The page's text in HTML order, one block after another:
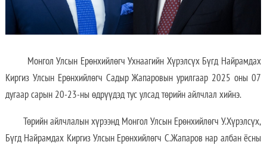
Монгол Улсын Ерөнхийлөгч Ухнаагийн Хүрэлсүх Бүгд Найрамдах
Киргиз Улсын Ерөнхийлөгч Садыр Жапаровын урилгаар 2025 оны 07
дугаар сарын 20-23-ны өдрүүдэд тус улсад төрийн айлчлал хийнэ.
Төрийн айлчлалын хүрээнд Монгол Улсын Ерөнхийлөгч У.Хүрэлсүх,
Бүгд Найрамдах Киргиз Улсын Ерөнхийлөгч С.Жапаров нар албан ёсны